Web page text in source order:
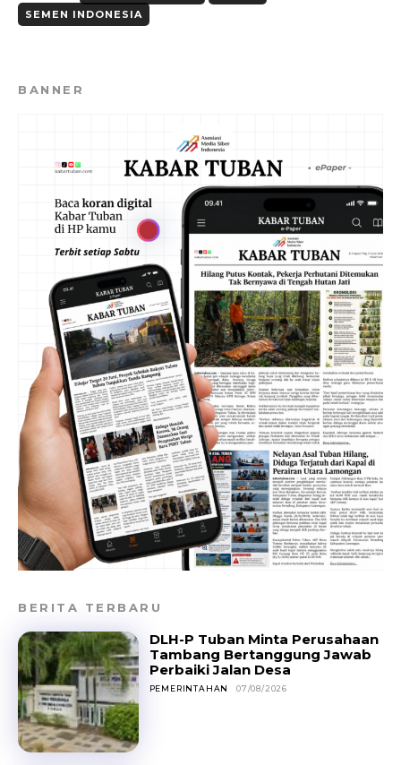
SEMEN INDONESIA
BANNER
BERITA TERBARU
DLH-P Tuban Minta Perusahaan
Tambang Bertanggung Jawab
Perbaiki Jalan Desa
PEMERINTAHAN 07/08/2026